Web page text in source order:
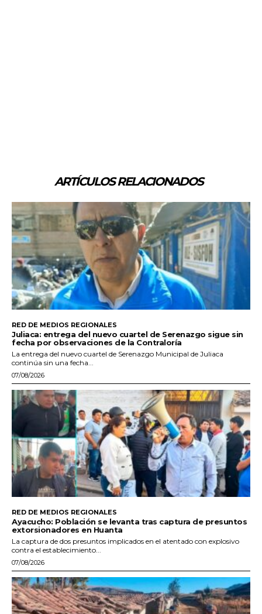
ARTÍCULOS RELACIONADOS
RED DE MEDIOS REGIONALES
Juliaca: entrega del nuevo cuartel de Serenazgo sigue sin
fecha por observaciones de la Contraloría
La entrega del nuevo cuartel de Serenazgo Municipal de Juliaca
continúa sin una fecha...
07/08/2026
RED DE MEDIOS REGIONALES
Ayacucho: Población se levanta tras captura de presuntos
extorsionadores en Huanta
La captura de dos presuntos implicados en el atentado con explosivo
contra el establecimiento...
07/08/2026